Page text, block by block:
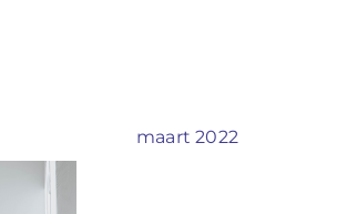
maart 2022